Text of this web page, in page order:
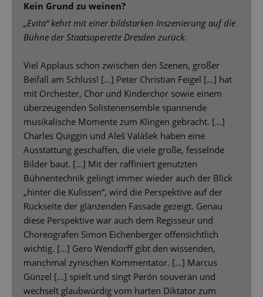
Kein Grund zu weinen?
„Evita“ kehrt mit einer bildstarken Inszenierung auf die
Bühne der Staatsoperette Dresden zurück.
Viel Applaus schon zwischen den Szenen, großer
Beifall am Schluss! […] Peter Christian Feigel […] hat
mit Orchester, Chor und Kinderchor sowie einem
überzeugenden Solistenensemble spannende
musikalische Momente zum Klingen gebracht. […]
Charles Quiggin und Aleš Valášek haben eine
Ausstattung geschaffen, die viele große, fesselnde
Bilder baut. […] Mit der raffiniert genutzten
Bühnentechnik gelingt immer wieder auch der Blick
„hinter die Kulissen“, wird die Perspektive auf der
Rückseite der glänzenden Fassade gezeigt. Genau
diese Perspektive war auch dem Regisseur und
Choreografen Simon Eichenberger offensichtlich
wichtig. [...] Gero Wendorff gibt den wissenden,
manchmal zynischen Kommentator. [...] Marcus
Günzel […] spielt und singt Perón souverän und
wechselt glaubwürdig vom harten Diktator zum